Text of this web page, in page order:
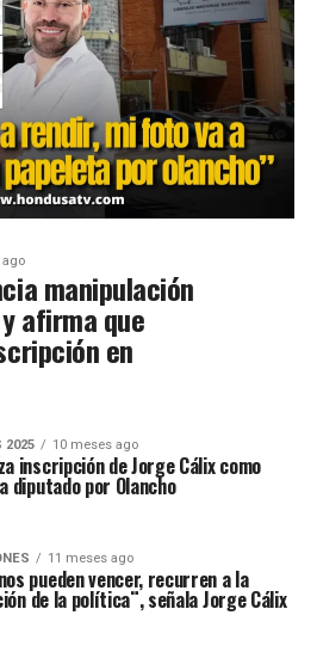
manipulación
afirma que
en
2025 10 meses ago
inscripción de Jorge Cálix como
diputado por Olancho
11 meses ago
pueden vencer, recurren a la
de la política¨, señala Jorge Cálix